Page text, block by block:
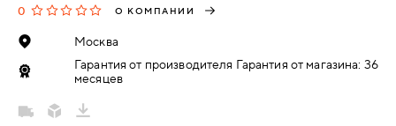
0 О КОМПАНИИ
Москва
Гарантия от производителя Гарантия от магазина: 36
месяцев